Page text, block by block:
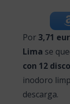
Por3,71
Lima se
con 12
inodoro
descarga.